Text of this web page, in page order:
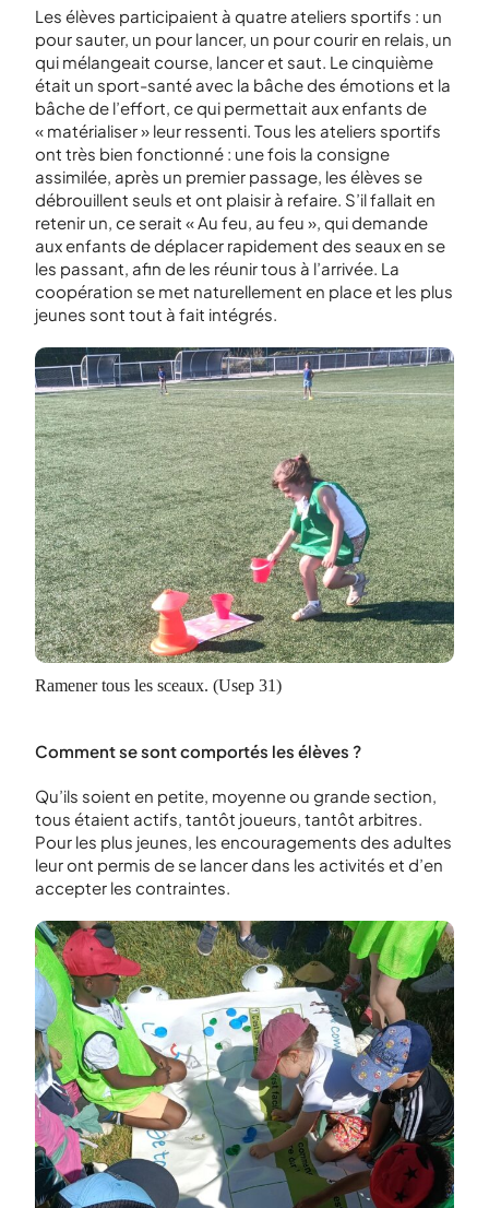
Les élèves participaient à quatre ateliers sportifs : un
pour sauter, un pour lancer, un pour courir en relais, un
qui mélangeait course, lancer et saut. Le cinquième
était un sport-santé avec la bâche des émotions et la
bâche de l’effort, ce qui permettait aux enfants de
« matérialiser » leur ressenti. Tous les ateliers sportifs
ont très bien fonctionné : une fois la consigne
assimilée, après un premier passage, les élèves se
débrouillent seuls et ont plaisir à refaire. S’il fallait en
retenir un, ce serait « Au feu, au feu », qui demande
aux enfants de déplacer rapidement des seaux en se
les passant, afin de les réunir tous à l’arrivée. La
coopération se met naturellement en place et les plus
jeunes sont tout à fait intégrés.
Ramener tous les sceaux. (Usep 31)
Comment se sont comportés les élèves ?
Qu’ils soient en petite, moyenne ou grande section,
tous étaient actifs, tantôt joueurs, tantôt arbitres.
Pour les plus jeunes, les encouragements des adultes
leur ont permis de se lancer dans les activités et d’en
accepter les contraintes.